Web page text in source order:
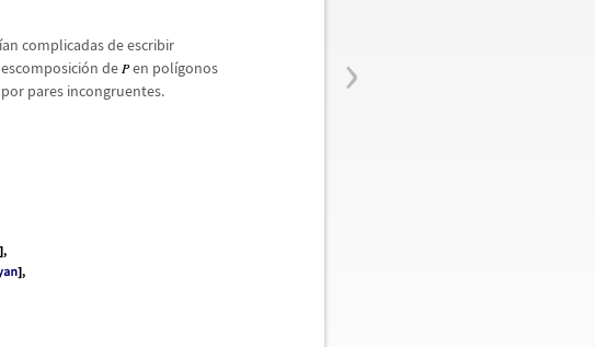
›
ían complicadas de escribir
ón de en polígonos
pares incongruentes.